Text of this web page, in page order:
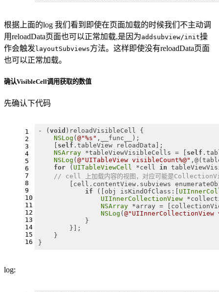
根据上面的log 我们看到即使在页面加载的时候我们不主动调
用reloadData页面也可以正常加载,是因为addsubview/init操
作会触发 layoutSubviews方法。这样即使没有reloadData页面
也可以正常加载。
确认VisibleCell调用获取的数值
先确认下代码
1
2
3
4
5
6
7
8
9
10
11
12
13
14
15
16
- ( void )reloadVisibleCell {
NSLog ( @"%s" ,__func__);
self .tableView reloadData];
NSArray *tableViewVisibleCells = [ self
NSLog ( @"UITableView visibleCount%@"
for ( UITableViewCell *cell in
// cell 上加载内容的视图，对应可能是
[cell.contentView.subviews
if ([obj isKindOfClass:[
UIInnerCollectionView
NSArray *array =
NSLog ( @"UIInnerCollectionView
            }
        }];
    }
}
log: